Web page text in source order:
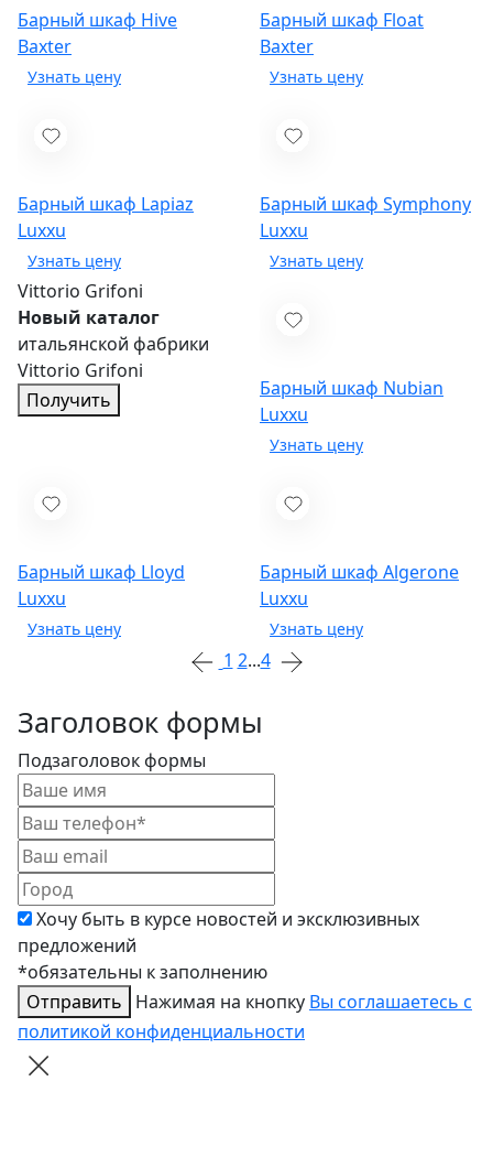
Барный шкаф Hive
Baxter
Барный шкаф Float
Baxter
Барный шкаф Lapiaz
Luxxu
Барный шкаф Symphony
Luxxu
Vittorio Grifoni
Новый каталог
итальянской фабрики
Vittorio Grifoni
Получить
Барный шкаф Nubian
Luxxu
Барный шкаф Lloyd
Luxxu
Барный шкаф Algerone
Luxxu
1 2...4
Заголовок формы
Подзаголовок формы
Хочу быть в курсе новостей и эксклюзивных
предложений
*обязательны к заполнению
Отправить
Нажимая на кнопку Вы соглашаетесь с
политикой конфиденциальности